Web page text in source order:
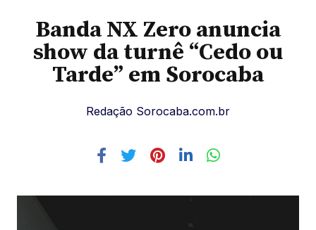
Banda NX Zero anuncia
show da turnê “Cedo ou
Tarde” em Sorocaba
Redação Sorocaba.com.br